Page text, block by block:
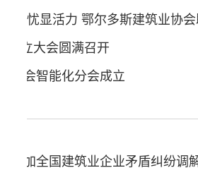
成立大会圆满召开
协会智能化分会成立
参加全国建筑业企业矛盾纠纷调